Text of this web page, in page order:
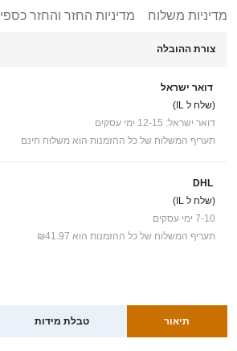
מדיניות משלוח מדיניות החזר והחזר כספי
צורת ההובלה
דואר ישראל
(שלח ל IL)
דואר ישראל: 12-15 ימי עסקים
תעריף המשלוח של כל ההזמנות הוא משלוח חינם
DHL
(שלח ל IL)
7-10 ימי עסקים
תעריף המשלוח של כל ההזמנות הוא ₪41.97
תיאור טבלת מידות